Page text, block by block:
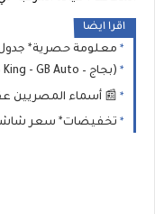
اقرا ايضا
معلومة حصرية* جدول استرداد الشهادات
(بجاج – TVS King - GB Auto)ارخص عناوين معارض بيع التوك توك بالتقسيط بدون مقدم 2026 الاسعار في "معرض أولاد ماهر للتوكتوك"
📰 أسماء المصريين عقود الأردن الجديدة
تخفيضات* سعر شاشة سامسونج 55 بوصة كيرف في كارفور 2026